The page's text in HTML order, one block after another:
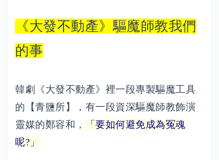
《大發不動產》驅魔師教我們
的事
韓劇《大發不動產》裡一段專製驅魔工具
的【青鹽所】，有一段資深驅魔師教飾演
靈媒的鄭容和，
「要如何避免成為冤魂
呢?」